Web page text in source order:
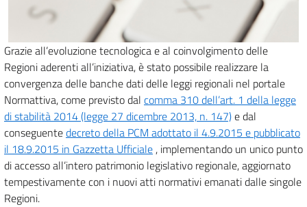
Grazie all’evoluzione tecnologica e al coinvolgimento delle
Regioni aderenti all’iniziativa, è stato possibile realizzare la
convergenza delle banche dati delle leggi regionali nel portale
Normattiva, come previsto dal comma 310 dell’art. 1 della legge
di stabilità 2014 (legge 27 dicembre 2013, n. 147)e dal
conseguentedecreto della PCM adottato il 4.9.2015 e pubblicato
il 18.9.2015 in Gazzetta Ufficiale , implementando un unico punto
di accesso all’intero patrimonio legislativo regionale, aggiornato
tempestivamente con i nuovi atti normativi emanati dalle singole
Regioni.